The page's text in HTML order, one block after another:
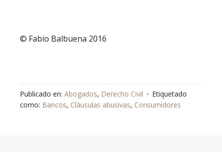
© Fabio Balbuena 2016
Publicado en: Abogados, Derecho Civil
Etiquetado
como: Bancos, Cláusulas abusivas, Consumidores